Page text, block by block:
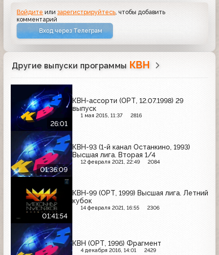
Войдите илизарегистрируйтесь , чтобы добавить
комментарий
Вход через Телеграм
Другие выпуски программы КВН
26:01
КВН-ассорти (ОРТ, 12.07.1998) 29
выпуск
1 мая 2015, 11:37 2816
01:36:09
КВН-93 (1-й канал Останкино, 1993)
Высшая лига. Вторая 1/4
12 февраля 2021, 22:49 2084
01:41:54
КВН-99 (ОРТ, 1999) Высшая лига. Летний
кубок
14 февраля 2021, 16:55 2306
КВН (ОРТ, 1996) Фрагмент
4 декабря 2016, 14:01 2429